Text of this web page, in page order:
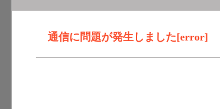
通信に問題が発生しました[error]